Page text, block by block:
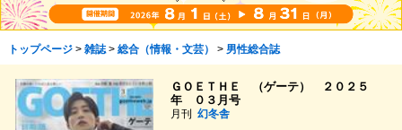
トップページ> 雑誌> 総合（情報・文芸） > 男性総合誌
ＧＯＥＴＨＥ （ゲーテ） ２０２５
年 ０３月号
月刊幻冬舎